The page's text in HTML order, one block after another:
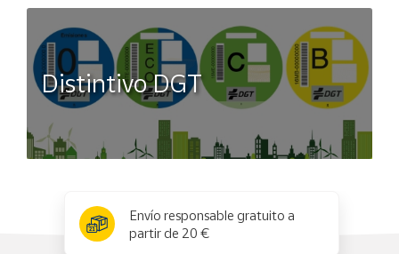
Distintivo DGT
Envío responsable gratuito a
partir de 20 €